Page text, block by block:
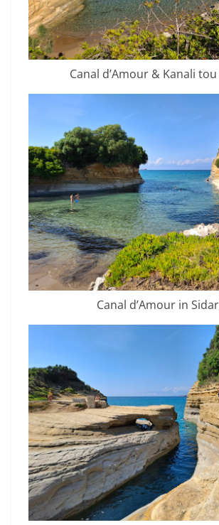
Canal d’Amour & Kanali
Canal d’Amour in